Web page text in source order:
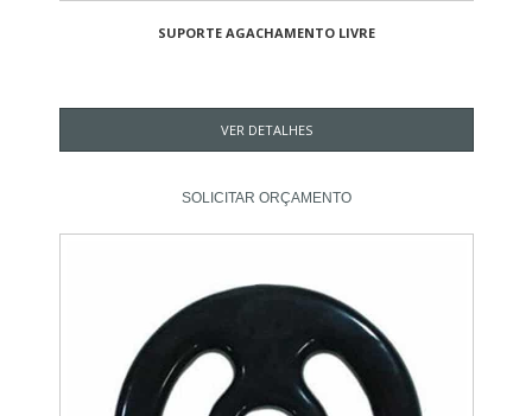
SUPORTE AGACHAMENTO LIVRE
VER DETALHES
SOLICITAR ORÇAMENTO